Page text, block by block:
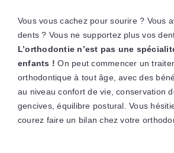
Vous vous cachez pour sourire ? Vous
dents ? Vous ne supportez plus vos
L’orthodontie n’est pas une
enfants ! On peut commencer un
orthodontique à tout âge, avec des
au niveau confort de vie, conservation
gencives, équilibre postural. Vous
courez faire un bilan chez votre